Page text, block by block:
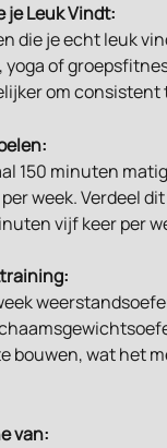
je Leuk Vindt:
die je echt leuk
of
om consistent
150 minuten
week. Verdeel
vijf keer per
bouwen, wat het
van: